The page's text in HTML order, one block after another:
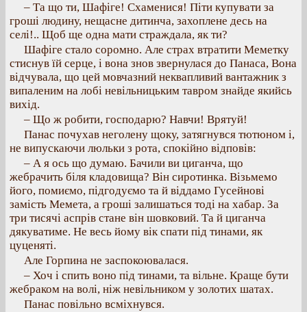
– Та що ти, Шафіге! Схаменися! Піти купувати за
гроші людину, нещасне дитинча, захоплене десь на
селі!.. Щоб ще одна мати страждала, як ти?
Шафіге стало соромно. Але страх втратити Меметку
стиснув їй серце, і вона знов звернулася до Панаса, Вона
відчувала, що цей мовчазний неквапливий вантажник з
випаленим на лобі невільницьким тавром знайде якийсь
вихід.
– Що ж робити, господарю? Навчи! Врятуй!
Панас почухав неголену щоку, затягнувся тютюном і,
не випускаючи люльки з рота, спокійно відповів:
– А я ось що думаю. Бачили ви циганча, що
жебрачить біля кладовища? Він сиротинка. Візьмемо
його, помиємо, підгодуємо та й віддамо Гусейнові
замість Мемета, а гроші залишаться тоді на хабар. За
три тисячі аспрів стане він шовковий. Та й циганча
дякуватиме. Не весь йому вік спати під тинами, як
цуценяті.
Але Горпина не заспокоювалася.
– Хоч і спить воно під тинами, та вільне. Краще бути
жебраком на волі, ніж невільником у золотих шатах.
Панас повільно всміхнувся.